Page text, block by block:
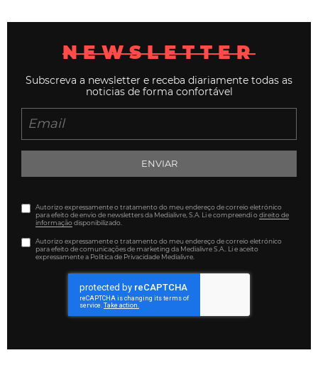
NEWSLETTER
Subscreva a newsletter e receba diariamente todas as
noticias de forma confortável
ENVIAR
Autorizo expressamente o tratamento do meu endereço de correio eletrónico
para efeito de envio de newsletters da Medialivre, S.A. Li e compreendi odireito de
informaçãodisponibilizado.
Autorizo expressamente o tratamento do meu endereço de correio eletrónico
para efeito de comunicações de marketing da Medialivre S.A.. Li e aceito
expressamente a Política de Privacidade Medialivre.